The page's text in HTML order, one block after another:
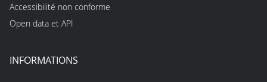
Accessibilité non conforme
Open data et API
INFORMATIONS